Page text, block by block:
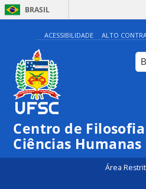
BRASIL
ACESSIBILIDADE ALTO
Centro de
Ciências Humanas
Área